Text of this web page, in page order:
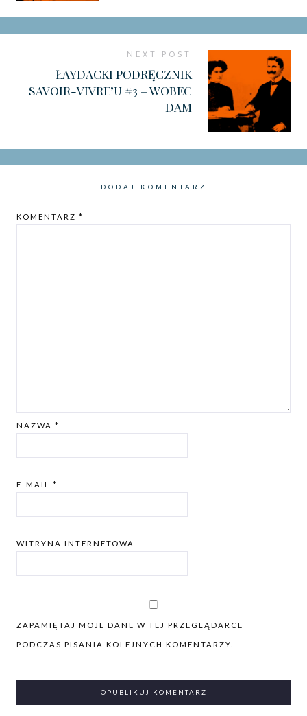
NEXT POST
ŁAYDACKI PODRĘCZNIK
SAVOIR-VIVRE’U #3 – WOBEC
DAM
DODAJ KOMENTARZ
KOMENTARZ *
NAZWA *
E-MAIL *
WITRYNA INTERNETOWA
ZAPAMIĘTAJ MOJE DANE W TEJ PRZEGLĄDARCE
PODCZAS PISANIA KOLEJNYCH KOMENTARZY.